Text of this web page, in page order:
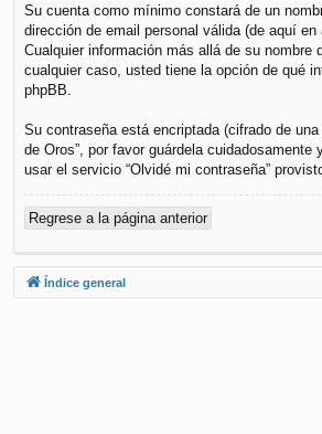
Su cuenta como mínimo constará de un
dirección de email personal válida (de aquí
Cualquier información más allá de su nombre
cualquier caso, usted tiene la opción de qué
phpBB.
Su contraseña está encriptada (cifrado de
de Oros”, por favor guárdela
usar el servicio “Olvidé mi contraseña”
Regrese a la página anterior
Índice general